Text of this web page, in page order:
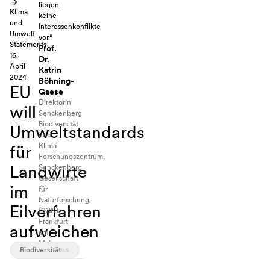
Klima
und
Umwelt
Statements
16.
April
2024
EU
will
Umweltstandards
für
Landwirte
im
Eilverfahren
aufweichen
Biodiversität65
liegen
keine
Interessenkonflikte
vor.“
Prof.
Dr.
Katrin
Böhning-
Gaese
Direktorin
Senckenberg
Biodiversität
und
Klima
Forschungszentrum,
Senckenberg
Gesellschaft
für
Naturforschung
(SGN),
Frankfurt
am
Main,
und